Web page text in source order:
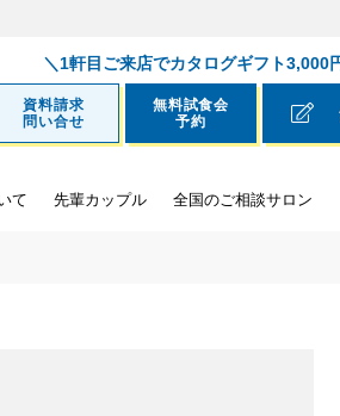
1軒目ご来店でカタログギフト3,000
資料請求
問い合せ
無料試食会
予約
て 先輩カップル 全国のご相談サロン